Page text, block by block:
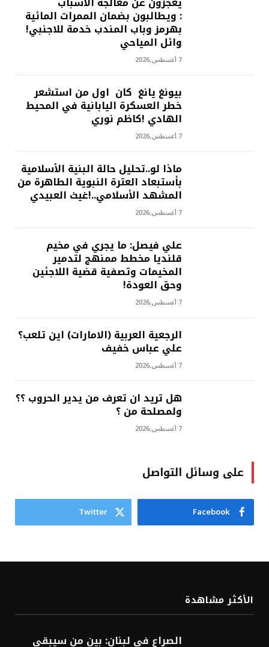
: ويطالبون بضمان الممرات المائية
بهرمز وباب المندب خدمة للاجنبي!
وائل المياحي
7 أغسطس,2026
بيونغ يانغ كان اول من استشعر
خطر العسكرة اليابانية في المحيط
الهادي !كاظم نوري
7 أغسطس,2026
ماذا لو..تحليل حالة البنية الأسلامية
بأستبعاد العترة النبوية الطاهرة من
المشهد الأسلامي..!غيث العبيدي
7 أغسطس,2026
علي فيصل: ما يجري في مخيم
قلنديا مخطط ممنهج لتدمير
المخيمات وتصفية قضية اللاجئين
وحق العودة!
7 أغسطس,2026
الرجعية العربية (الامارات) اين تلعب؟
علي عباس خفيف
7 أغسطس,2026
هل تريد ان تعرف من يدير الحروب ؟؟
ولمصلحة من ؟
7 أغسطس,2026
على وسائل التواصل
Facebook
Twitter
الأكثر مشاهدة
الصراع في لبنان: بين من سيبقي